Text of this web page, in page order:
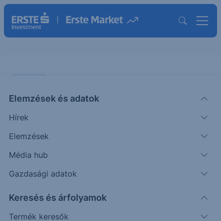
Elemzések és adatok
Hírek
Elemzések
Média hub
Gazdasági adatok
Keresés és árfolyamok
Termék keresők
negyedévben is folytatódhatott a
bevételek és a marzsok
növekedése
ÖTLETGYÁR MINI